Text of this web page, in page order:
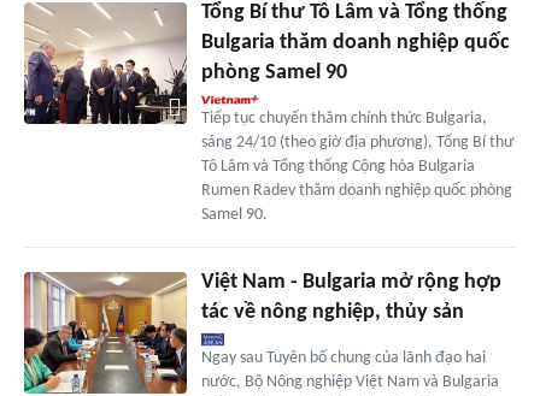
Tổng Bí thư Tô Lâm và Tổng thống
Bulgaria thăm doanh nghiệp quốc
phòng Samel 90
Tiếp tục chuyến thăm chính thức Bulgaria,
sáng 24/10 (theo giờ địa phương), Tổng Bí thư
Tô Lâm và Tổng thống Cộng hòa Bulgaria
Rumen Radev thăm doanh nghiệp quốc phòng
Samel 90.
Việt Nam - Bulgaria mở rộng hợp
tác về nông nghiệp, thủy sản
Ngay sau Tuyên bố chung của lãnh đạo hai
nước, Bộ Nông nghiệp Việt Nam và Bulgaria